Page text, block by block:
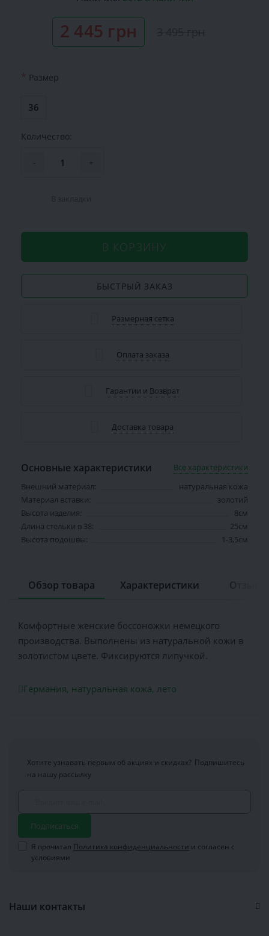
2 445 грн
* Размер
36
Количество:
- +
В КОРЗИНУ
БЫСТРЫЙ ЗАКАЗ
Размерная сетка
Оплата заказа
Гарантии и Возврат
Доставка товара
Основные характеристики
Все характеристики
Внешний материал:
натуральная кожа
Материал вставки:
золотий
Высота изделия:
8см
Длина стельки в 38:
25см
Высота подошвы:
1-3,5см
Обзор товара Характеристики
Комфортные женские боссоножки немецкого
производства. Выполнены из натуральной кожи в
золотистом цвете. Фиксируются липучкой.
Германия, натуральная кожа, лето
Хотите узнавать первым об акциях и скидках? Подпишитесь
на нашу рассылку
Подписаться
Я прочитал Политика конфиденциальности и согласен с
условиями
Наши контакты